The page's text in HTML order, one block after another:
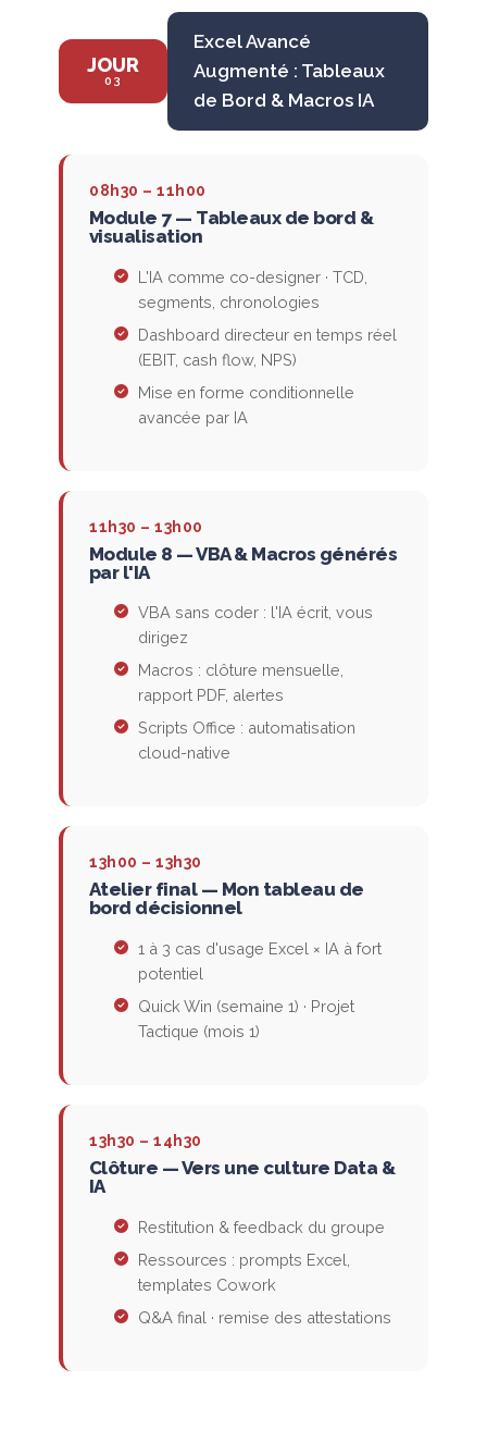
JOUR
03
Excel Avancé
Augmenté : Tableaux
de Bord & Macros IA
08h30 – 11h00
Module 7 — Tableaux de bord &
visualisation
L'IA comme co-designer · TCD,
segments, chronologies
Dashboard directeur en temps réel
(EBIT, cash flow, NPS)
Mise en forme conditionnelle
avancée par IA
11h30 – 13h00
Module 8 — VBA & Macros générés
par l'IA
VBA sans coder : l'IA écrit, vous
dirigez
Macros : clôture mensuelle,
rapport PDF, alertes
Scripts Office : automatisation
cloud-native
13h00 – 13h30
Atelier final — Mon tableau de
bord décisionnel
1 à 3 cas d'usage Excel × IA à fort
potentiel
Quick Win (semaine 1) · Projet
Tactique (mois 1)
13h30 – 14h30
Clôture — Vers une culture Data &
IA
Restitution & feedback du groupe
Ressources : prompts Excel,
templates Cowork
Q&A final · remise des attestations